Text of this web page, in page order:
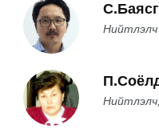
Нийтлэлч